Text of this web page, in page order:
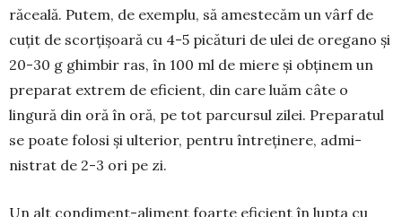
răceală. Putem, de exem­plu, să amestecăm un vârf de
cuțit de scorțișoară cu 4-5 picături de ulei de oregano și
20-30 g ghimbir ras, în 100 ml de miere și obținem un
preparat extrem de eficient, din care luăm câte o
lingură din oră în oră, pe tot parcursul zilei. Pre­paratul
se poate folosi și ulterior, pentru între­ținere, admi­
nistrat de 2-3 ori pe zi.
Un alt condiment-aliment foarte eficient în lupta cu